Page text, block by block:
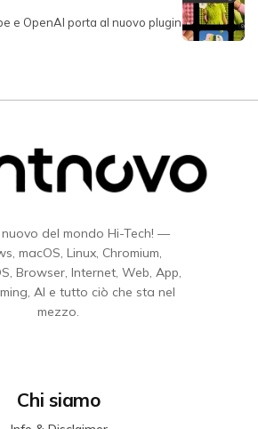
e OpenAI porta al nuovo plugin
del mondo Hi-Tech! —
macOS, Linux, Chromium,
Browser, Internet, Web, App,
AI e tutto ciò che sta nel
mezzo.
Chi siamo